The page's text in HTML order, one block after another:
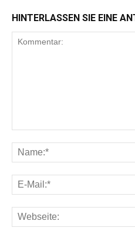
HINTERLASSEN SIE EINE